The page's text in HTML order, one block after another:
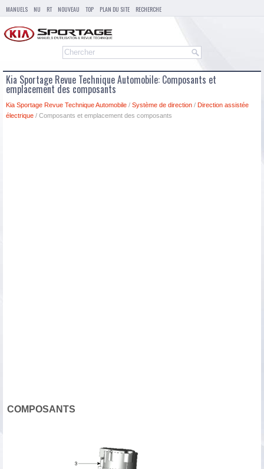
MANUELS NU RT NOUVEAU TOP PLAN DU SITE RECHERCHE
Kia Sportage Revue Technique Automobile: Composants et
emplacement des composants
Kia Sportage Revue Technique Automobile / Système de direction / Direction assistée
électrique / Composants et emplacement des composants
COMPOSANTS